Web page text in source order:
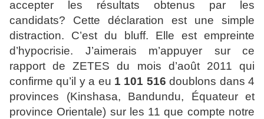
accepter les résultats obtenus par les
candidats? Cette déclaration est une simple
distraction. C’est du bluff. Elle est empreinte
d’hypocrisie. J’aimerais m’appuyer sur ce
rapport de ZETES du mois d’août 2011 qui
confirme qu’il y a eu 1 101 516 doublons dans 4
provinces (Kinshasa, Bandundu, Équateur et
province Orientale) sur les 11 que compte notre